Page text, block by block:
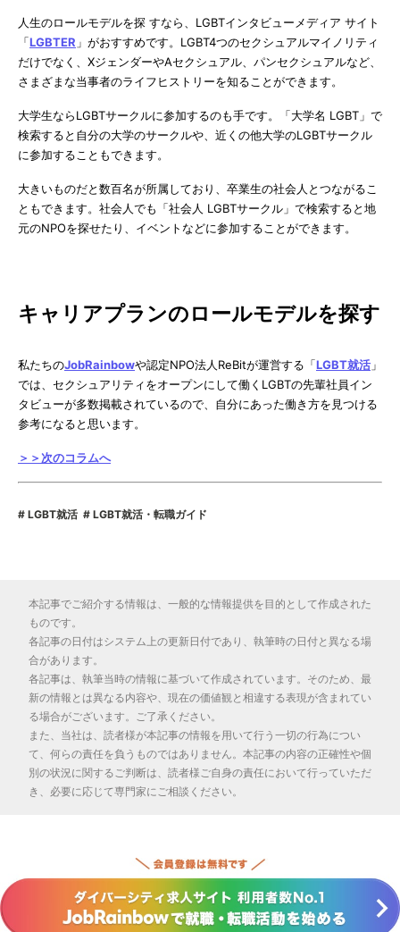
人生のロールモデルを探 すなら、LGBTインタビューメディア サイト
「LGBTER 」がおすすめです。LGBT4つのセクシュアルマイノリティ
だけでなく、XジェンダーやAセクシュアル、パンセクシュアルなど、
さまざまな当事者のライフヒストリーを知ることができます。
大学生ならLGBTサークルに参加するのも手です。「大学名 LGBT」で
検索すると自分の大学のサークルや、近くの他大学のLGBTサークル
に参加することもできます。
大きいものだと数百名が所属しており、卒業生の社会人とつながるこ
ともできます。社会人でも「社会人 LGBTサークル」で検索すると地
元のNPOを探せたり、イベントなどに参加することができます。
キャリアプランのロールモデルを探す
私たちのJobRainbowや認定NPO法人ReBitが運営する「LGBT就活 」
では、セクシュアリティをオープンにして働くLGBTの先輩社員イン
タビューが多数掲載されているので、自分にあった働き方を見つける
参考になると思います。
＞＞次のコラムへ
LGBT就活 LGBT就活・転職ガイド
本記事でご紹介する情報は、一般的な情報提供を目的として作成された
ものです。
各記事の日付はシステム上の更新日付であり、執筆時の日付と異なる場
合があります。
各記事は、執筆当時の情報に基づいて作成されています。そのため、最
新の情報とは異なる内容や、現在の価値観と相違する表現が含まれてい
る場合がございます。ご了承ください。
また、当社は、読者様が本記事の情報を用いて行う一切の行為につい
て、何らの責任を負うものではありません。本記事の内容の正確性や個
別の状況に関するご判断は、読者様ご自身の責任において行っていただ
き、必要に応じて専門家にご相談ください。